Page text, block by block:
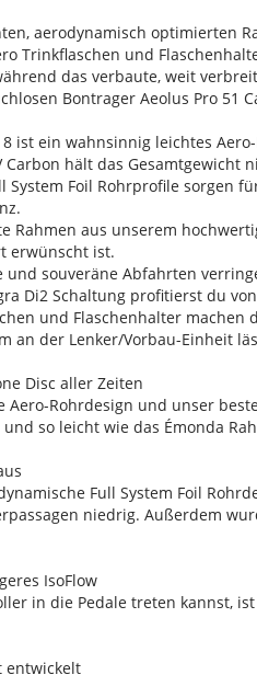
aerodynamisch optimierten
Trinkflaschen und
das verbaute, weit
Bontrager Aeolus Pro 51
8 ist ein wahnsinnig leichtes
Carbon hält das
System Foil Rohrprofile sorgen
Rahmen aus unserem
erwünscht ist.
und souveräne Abfahrten
Di2 Schaltung profitierst du
und Flaschenhalter
an der Lenker/Vorbau-Einheit
Disc aller Zeiten
Aero-Rohrdesign und unser
so leicht wie das Émonda
Full System Foil
niedrig. Außerdem
IsoFlow
in die Pedale treten kannst,
entwickelt